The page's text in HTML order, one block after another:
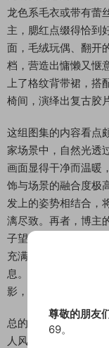
龙色系毛衣或带有蕾
主，腮红点缀得恰到
面，毛绒玩偶、翻开
档，营造出慵懒又惬
上了格纹背带裙，搭
椅间，演绎出复古胶
这组图集的内容看点
家场景中，自然光透
画面显得干净而温暖
饰与场景的融合度极
发上的姿势相结合，
漓尽致。再者，博主
子望向镜头的懵懂眼
充满了故事性和感染
息。最后，一些细节
影，都大大增强了画
总的来说，我是八号
人风格中的甜蜜与灵
尊敬的朋友
69。